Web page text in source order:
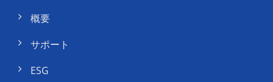
概要
サポート
ESG